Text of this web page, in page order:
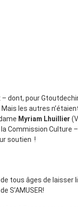
dont, pour
les autres
Myriam Lhuillier
Commission Culture
soutien !
tous âges de laisser
S’AMUSER!